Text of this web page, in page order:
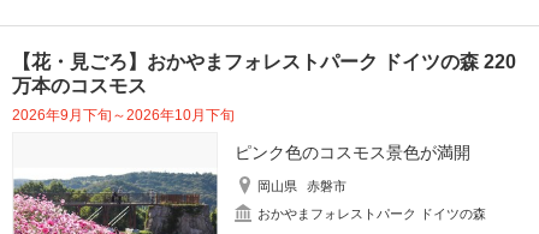
【花・見ごろ】おかやまフォレストパーク ドイツの森 220
万本のコスモス
2026年9月下旬～2026年10月下旬
ピンク色のコスモス景色が満開
岡山県
赤磐市
おかやまフォレストパーク ドイツの森